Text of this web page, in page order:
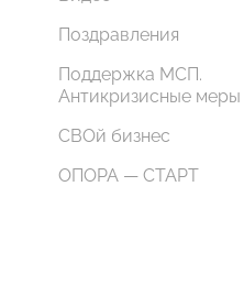
Поздравления
Поддержка МСП.
Антикризисные меры
СВОй бизнес
ОПОРА — СТАРТ